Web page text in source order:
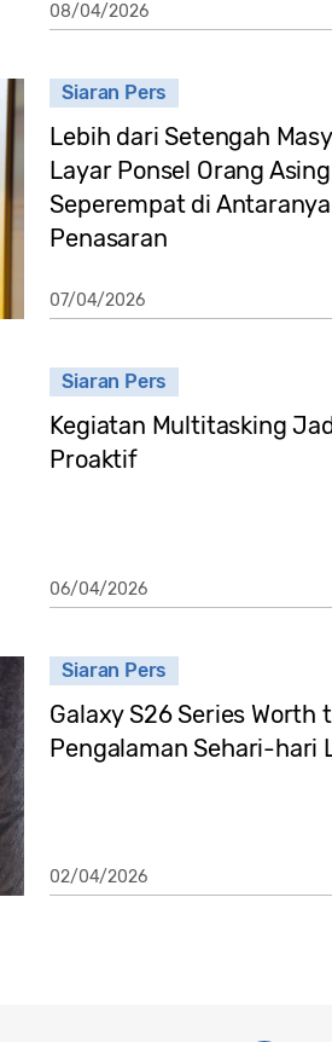
08/04/2026
Siaran Pers
Lebih dari Setengah
Layar Ponsel Orang
Seperempat di
Penasaran
07/04/2026
Siaran Pers
Kegiatan Multitasking
Proaktif
06/04/2026
Siaran Pers
Galaxy S26 Series
Pengalaman Sehari-hari
02/04/2026